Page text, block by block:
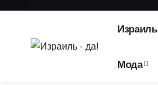
Израиль
Мода